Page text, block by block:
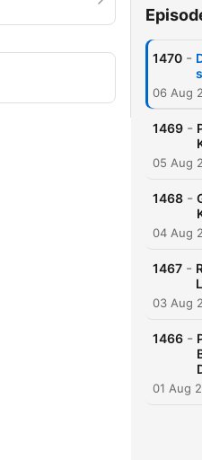
1470 -
06 Aug
1469 -
05 Aug
1468 -
04 Aug
1467 -
03 Aug
1466 -
01 Aug